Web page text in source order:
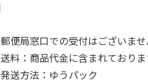
便局窓口での受付はございませ
料：商品代金に含まれておりま
送方法：ゆうパック